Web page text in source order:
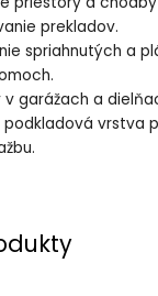
prekladov.
spriahnutých a
v garážach a
podkladová vrstva